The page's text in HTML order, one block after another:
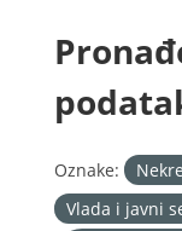
Oznake:
Vlada i javni